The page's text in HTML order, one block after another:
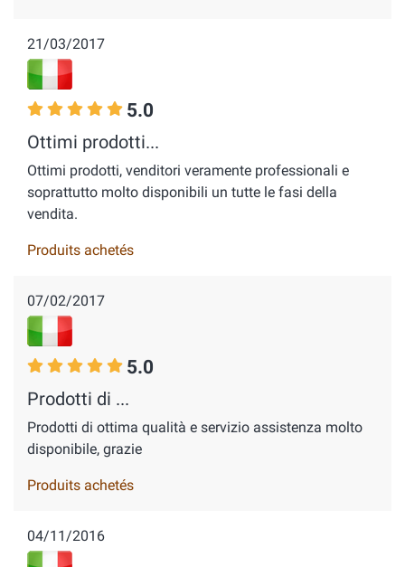
21/03/2017
5.0
Ottimi prodotti...
Ottimi prodotti, venditori veramente professionali e
soprattutto molto disponibili un tutte le fasi della
vendita.
Produits achetés
07/02/2017
5.0
Prodotti di ...
Prodotti di ottima qualità e servizio assistenza molto
disponibile, grazie
Produits achetés
04/11/2016